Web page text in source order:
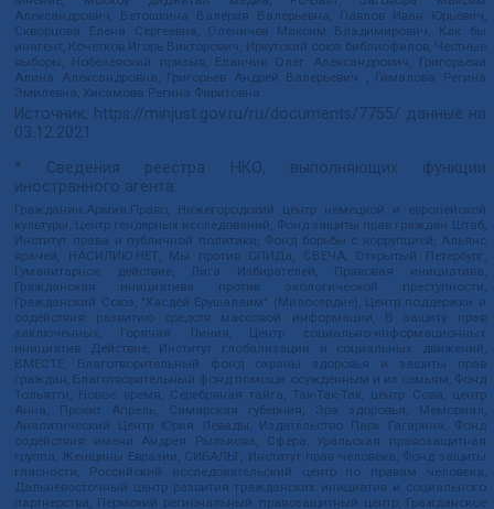
Александрович, Ветошкина Валерия Валерьевна, Павлов Иван Юрьевич,
Скворцова Елена Сергеевна, Оленичев Максим Владимирович, Как бы
инагент, Кочетков Игорь Викторович, Иркутский союз библиофилов, Честные
выборы, Нобелевский призыв, Еланчик Олег Александрович, Григорьева
Алина Александровна, Григорьев Андрей Валерьевич , Гималова Регина
Эмилевна, Хисамова Регина Фаритовна
Источник: https://minjust.gov.ru/ru/documents/7755/ данные на
03.12.2021
* Сведения реестра НКО, выполняющих функции
иностранного агента:
Гражданин.Армия.Право, Нижегородский центр немецкой и европейской
культуры, Центр гендерных исследований, Фонд защиты прав граждан Штаб,
Институт права и публичной политики, Фонд борьбы с коррупцией, Альянс
врачей, НАСИЛИЮ.НЕТ, Мы против СПИДа, СВЕЧА, Открытый Петербург,
Гуманитарное действие, Лига Избирателей, Правовая инициатива,
Гражданская инициатива против экологической преступности,
Гражданский Союз, "Хасдей Ерушалаим" (Милосердие), Центр поддержки и
содействия развитию средств массовой информации, В защиту прав
заключенных, Горячая Линия, Центр социально-информационных
инициатив Действие, Институт глобализации и социальных движений,
ВМЕСТЕ, Благотворительный фонд охраны здоровья и защиты прав
граждан, Благотворительный фонд помощи осужденным и их семьям, Фонд
Тольятти, Новое время, Серебряная тайга, Так-Так-Так, центр Сова, центр
Анна, Проект Апрель, Самарская губерния, Эра здоровья, Мемориал,
Аналитический Центр Юрия Левады, Издательство Парк Гагарина, Фонд
содействия имени Андрея Рылькова, Сфера, Уральская правозащитная
группа, Женщины Евразии, СИБАЛЬТ, Институт прав человека, Фонд защиты
гласности, Российский исследовательский центр по правам человека,
Дальневосточный центр развития гражданских инициатив и социального
партнерства, Пермский региональный правозащитный центр, Гражданское